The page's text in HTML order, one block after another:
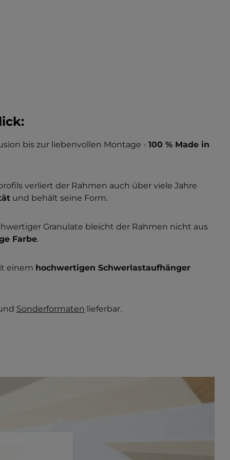
bis zur liebenvollen Montage - 100 % Made in
verliert der Rahmen auch über viele Jahre
und behält seine Form.
Granulate bleicht der Rahmen nicht aus
Farbe.
einem hochwertigen Schwerlastaufhänger
Sonderformaten lieferbar.